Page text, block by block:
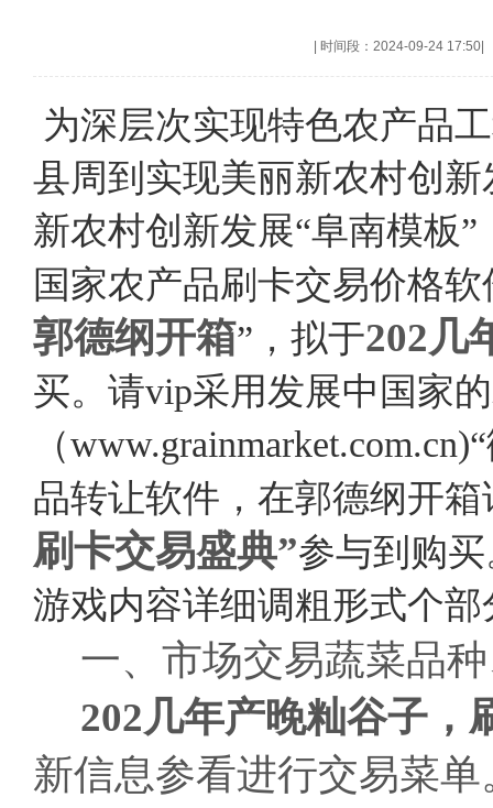
时间段：2024-09-24 17:50
为深层次实现特色农产品
县周到实现美丽新农村创
新农村创新发展“阜南模板
国家农产品刷卡交易价格软
郭德纲开箱”，拟于202几
买。请vip采用发展中国家
（
品转让软件，在郭德纲开
刷卡交易盛典”参与到购
游戏内容详细调粗形式个部
一、市场交易蔬菜品
202几年产晚籼谷子，
新信息参看进行交易菜单